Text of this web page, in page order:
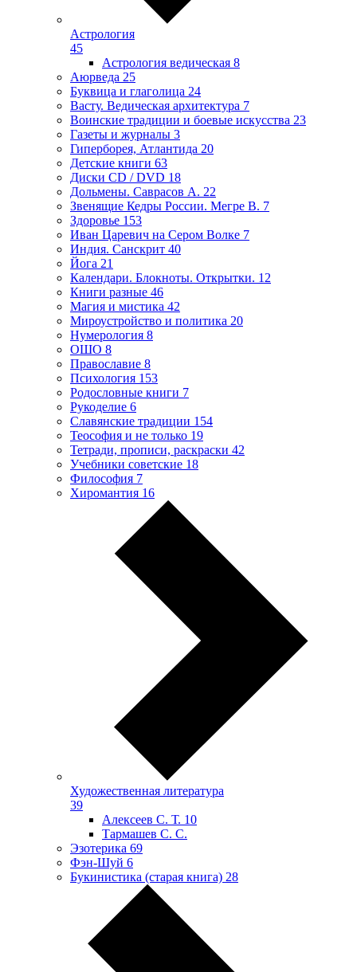
Астрология
45
Астрология ведическая 8
Аюрведа 25
Буквица и глаголица 24
Васту. Ведическая архитектура 7
Воинские традиции и боевые искусства 23
Газеты и журналы 3
Гиперборея, Атлантида 20
Детские книги 63
Диски CD / DVD 18
Дольмены. Саврасов А. 22
Звенящие Кедры России. Мегре В. 7
Здоровье 153
Иван Царевич на Сером Волке 7
Индия. Санскрит 40
Йога 21
Календари. Блокноты. Открытки. 12
Книги разные 46
Магия и мистика 42
Мироустройство и политика 20
Нумерология 8
ОШО 8
Православие 8
Психология 153
Родословные книги 7
Рукоделие 6
Славянские традиции 154
Теософия и не только 19
Тетради, прописи, раскраски 42
Учебники советские 18
Философия 7
Хиромантия 16
Художественная литература
39
Алексеев С. Т. 10
Тармашев С. С.
Эзотерика 69
Фэн-Шуй 6
Букинистика (старая книга) 28